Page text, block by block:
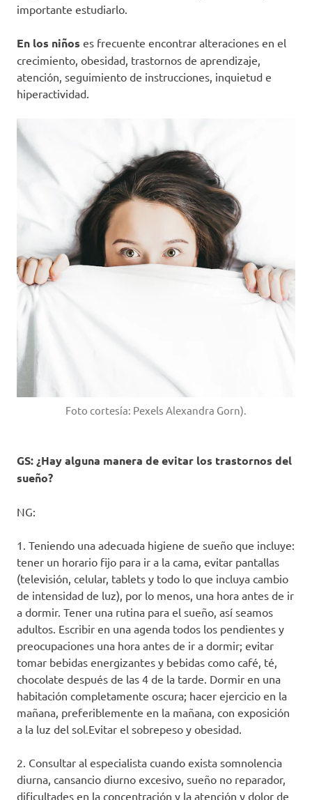
importante estudiarlo.
En los niños es frecuente encontrar alteraciones en el
crecimiento, obesidad, trastornos de aprendizaje,
atención, seguimiento de instrucciones, inquietud e
hiperactividad.
Foto cortesía: Pexels Alexandra Gorn).
GS: ¿Hay alguna manera de evitar los trastornos del
sueño?
NG:
1. Teniendo una adecuada higiene de sueño que incluye:
tener un horario fijo para ir a la cama, evitar pantallas
(televisión, celular, tablets y todo lo que incluya cambio
de intensidad de luz), por lo menos, una hora antes de ir
a dormir. Tener una rutina para el sueño, así seamos
adultos. Escribir en una agenda todos los pendientes y
preocupaciones una hora antes de ir a dormir; evitar
tomar bebidas energizantes y bebidas como café, té,
chocolate después de las 4 de la tarde. Dormir en una
habitación completamente oscura; hacer ejercicio en la
mañana, preferiblemente en la mañana, con exposición
a la luz del sol.Evitar el sobrepeso y obesidad.
2. Consultar al especialista cuando exista somnolencia
diurna, cansancio diurno excesivo, sueño no reparador,
dificultades en la concentración y la atención y dolor de